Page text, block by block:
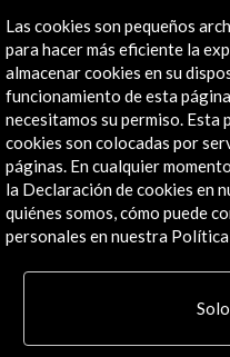
Actividades
Programa PICE
Residencias
Noticias
Multimedia
Cultura en Red
Mapa Web
Boletín digital
Logo y crédito a AC/E
X (Twitter)
Las cookies son pequeños
para hacer más eficiente la
almacenar cookies en su
funcionamiento de esta
necesitamos su permiso.
cookies son colocadas por
páginas. En cualquier
la Declaración de cookies en
quiénes somos, cómo puede
personales en nuestra